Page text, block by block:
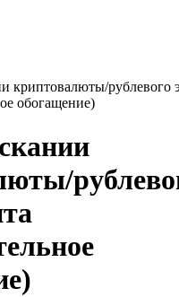
криптовалюты/рублевого
обогащение)